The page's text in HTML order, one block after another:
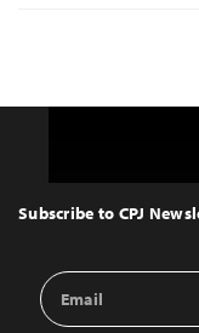
Top
Subscribe to CPJ
Email
Address